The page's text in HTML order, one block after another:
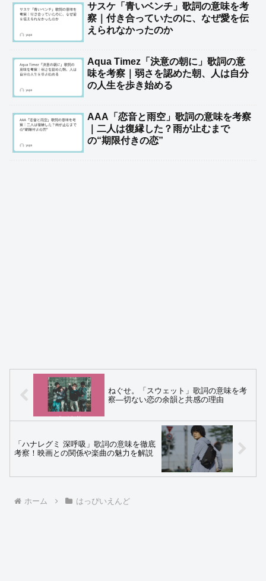
サスケ「青いベンチ」歌詞の意味を考
察｜付き合っていたのに、なぜ愛を伝
えられなかったのか
Aqua Timez「決意の朝に」歌詞の意
味を考察｜弱さを認めた朝、人は自分
の人生を歩き始める
AAA「恋音と雨空」歌詞の意味を考察
｜二人は復縁した？雨が止むまで
の“期限付きの恋”
ねぐせ。「スウェット」歌詞の意味を考
察—切ない恋の余韻と共感の理由
「ハナレグミ 深呼吸」歌詞の意味を徹底
考察！映画との関係や楽曲の魅力を解説
ホーム はっぴいえんど